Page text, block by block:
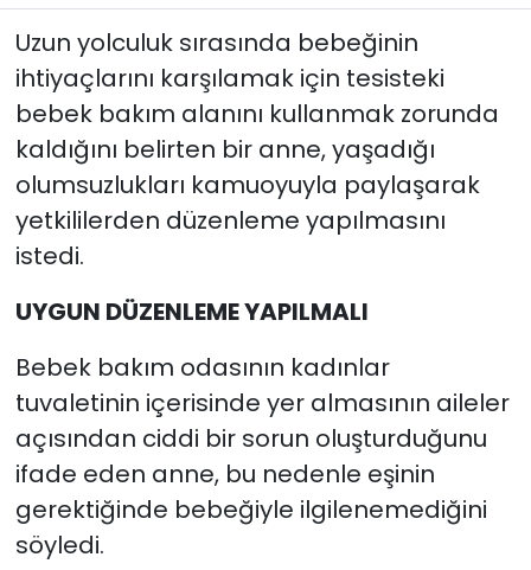
Uzun yolculuk sırasında bebeğinin
ihtiyaçlarını karşılamak için tesisteki
bebek bakım alanını kullanmak zorunda
kaldığını belirten bir anne, yaşadığı
olumsuzlukları kamuoyuyla paylaşarak
yetkililerden düzenleme yapılmasını
istedi.
UYGUN DÜZENLEME YAPILMALI
Bebek bakım odasının kadınlar
tuvaletinin içerisinde yer almasının aileler
açısından ciddi bir sorun oluşturduğunu
ifade eden anne, bu nedenle eşinin
gerektiğinde bebeğiyle ilgilenemediğini
söyledi.